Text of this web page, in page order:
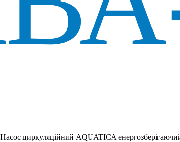
Насос циркуляційний AQUATICA